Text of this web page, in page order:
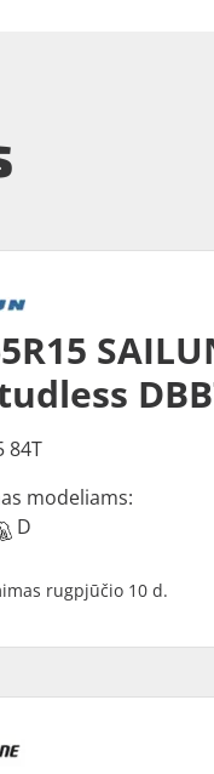
84T
modeliams:
D
rugpjūčio 10 d.